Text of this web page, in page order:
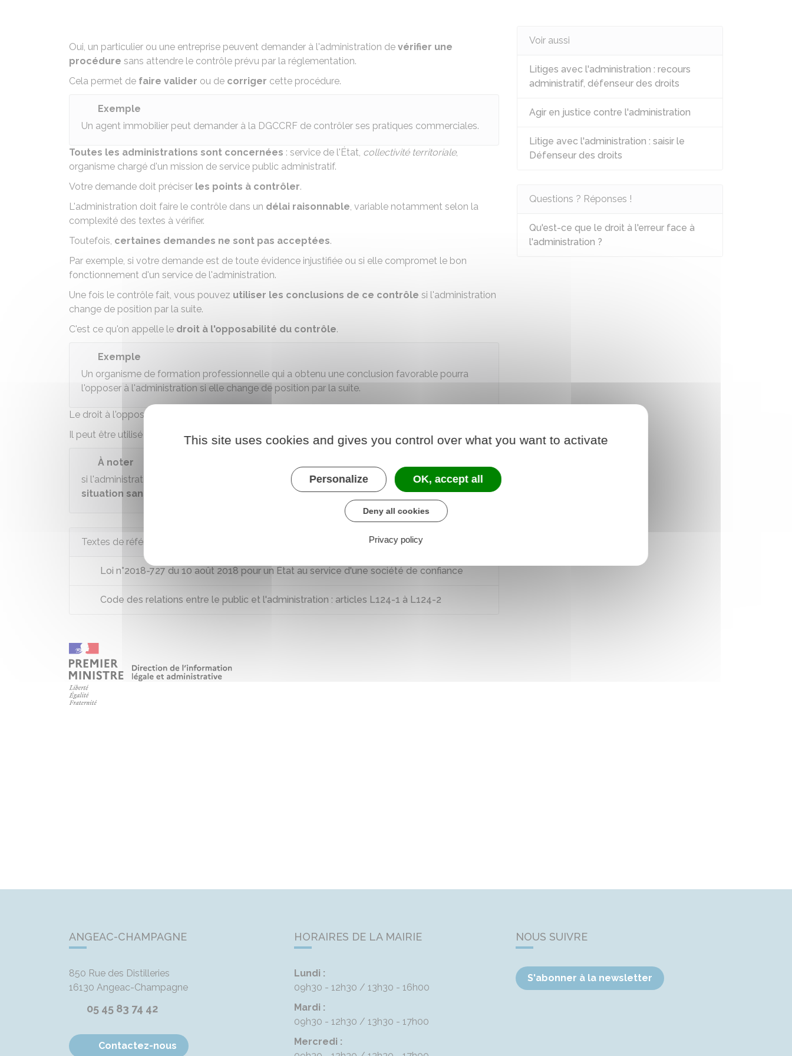
Oui, un particulier ou une entreprise peuvent demander à l'administration de vérifier une
procédure sans attendre le contrôle prévu par la réglementation.
Cela permet de faire valider ou de corriger cette procédure.
Exemple
Un agent immobilier peut demander à la DGCCRF de contrôler ses pratiques commerciales.
Toutes les administrations sont concernées : service de l'État, collectivité territoriale,
organisme chargé d'un mission de service public administratif.
Votre demande doit préciser les points à contrôler.
L'administration doit faire le contrôle dans un délai raisonnable, variable notamment selon la
complexité des textes à vérifier.
Toutefois, certaines demandes ne sont pas acceptées.
Par exemple, si votre demande est de toute évidence injustifiée ou si elle compromet le bon
fonctionnement d'un service de l'administration.
Une fois le contrôle fait, vous pouvez utiliser les conclusions de ce contrôle si l'administration
change de position par la suite.
C'est ce qu'on appelle le droit à l'opposabilité du contrôle.
Exemple
Un organisme de formation professionnelle qui a obtenu une conclusion favorable pourra
l'opposer à l'administration si elle change de position par la suite.
Le droit à l'opposabilité du contrôle s'applique aux contrôles commencés depuis le
Il peut être utilisé à condition de respecter les droits des autres personnes.
À noter
si l'administration constate une erreur lors du contrôle, vous pouvez
régulariser votre
situation sans être sanctionné
. C'est ce qu'on appelle ledroit à l'erreur.
Textes de référence
Loi n°2018-727 du 10 août 2018 pour un État au service d'une société de confiance
Code des relations entre le public et l'administration : articles L124-1 à L124-2
Voir aussi
Litiges avec l'administration : recours
administratif, défenseur des droits
Agir en justice contre l'administration
Litige avec l'administration : saisir le
Défenseur des droits
Questions ? Réponses !
Qu'est-ce que le droit à l'erreur face à
l'administration ?
ANGEAC-CHAMPAGNE
850 Rue des Distilleries
16130 Angeac-Champagne
05 45 83 74 42
Contactez-nous
HORAIRES DE LA MAIRIE
Lundi :
09h30 - 12h30
13h30 - 16h00
Mardi :
09h30 - 12h30
13h30 - 17h00
Mercredi :
NOUS SUIVRE
S'abonner à la newsletter
This site uses cookies and gives you control over what you want to activate
Personalize OK, accept all
Deny all cookies
Privacy policy